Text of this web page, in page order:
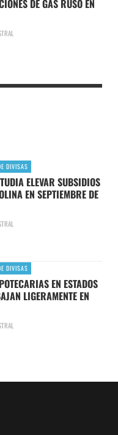
DE GAS RUSO EN
DIVISAS
ELEVAR SUBSIDIOS
EN SEPTIEMBRE DE
DIVISAS
EN ESTADOS
LIGERAMENTE EN